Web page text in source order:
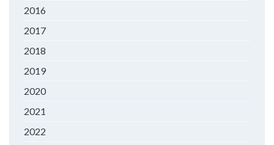
2016
2017
2018
2019
2020
2021
2022